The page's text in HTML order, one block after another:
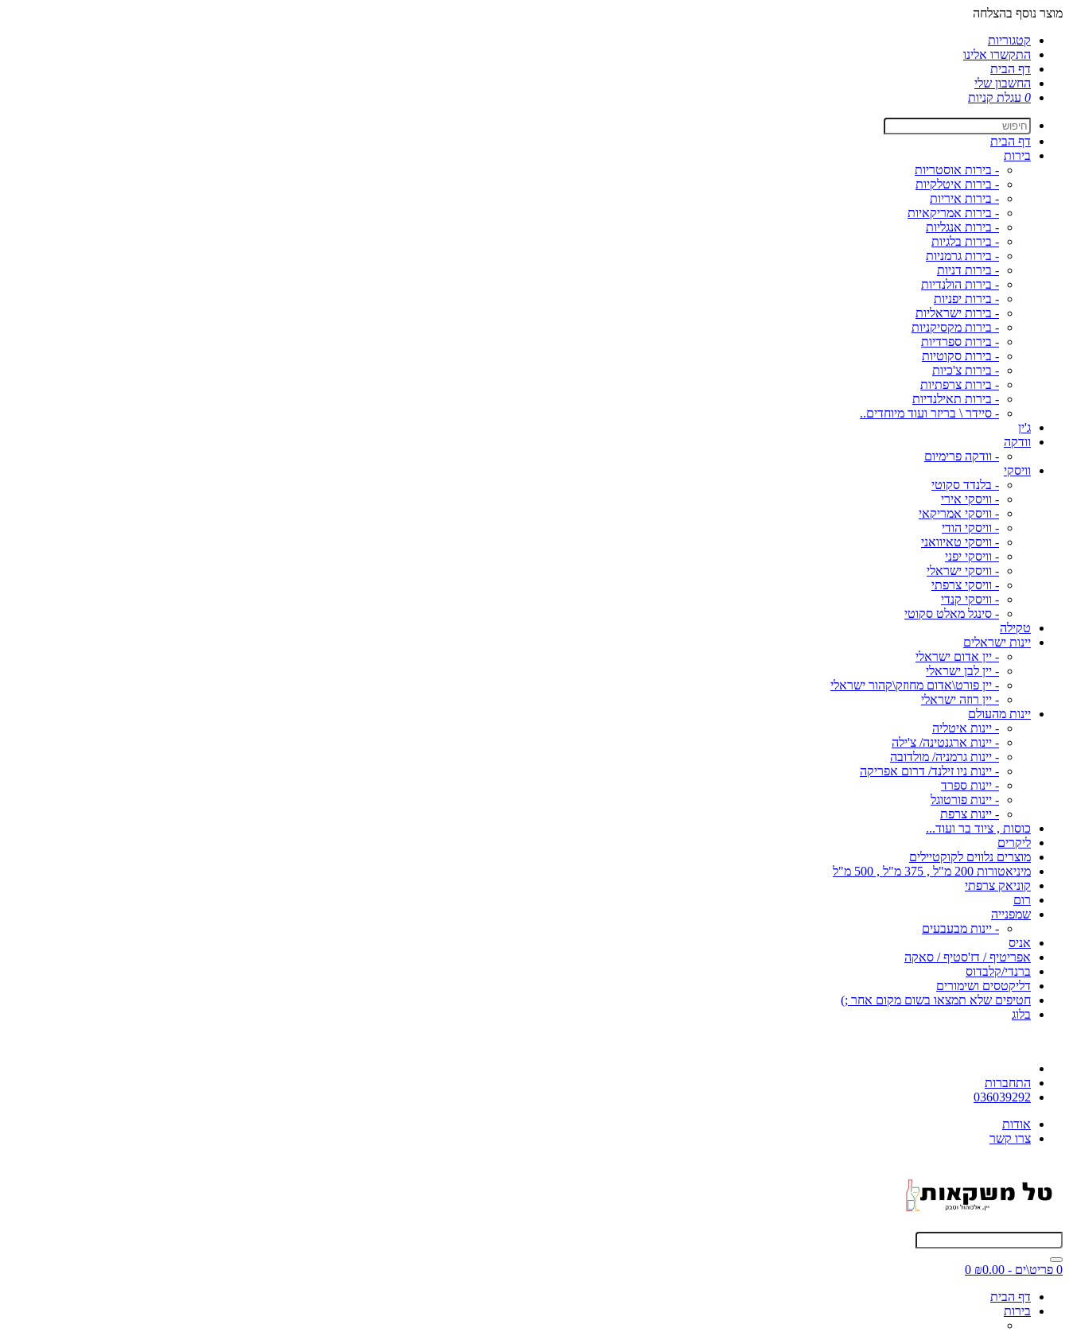
מוצר נוסף בהצלחה
קטגוריות
התקשרו אלינו
דף הבית
החשבון שלי
0 עגלת קניות
דף הבית
בירות
- בירות אוסטריות
- בירות איטלקיות
- בירות איריות
- בירות אמריקאיות
- בירות אנגליות
- בירות בלגיות
- בירות גרמניות
- בירות דניות
- בירות הולנדיות
- בירות יפניות
- בירות ישראליות
- בירות מקסיקניות
- בירות ספרדיות
- בירות סקוטיות
- בירות צ'כיות
- בירות צרפתיות
- בירות תאילנדיות
- סיידר \ בריזר ועוד מיוחדים..
ג'ין
וודקה
- וודקה פרימיום
וויסקי
- בלנדד סקוטי
- וויסקי אירי
- וויסקי אמריקאי
- וויסקי הודי
- וויסקי טאיוואני
- וויסקי יפני
- וויסקי ישראלי
- וויסקי צרפתי
- וויסקי קנדי
- סינגל מאלט סקוטי
טקילה
יינות ישראלים
- יין אדום ישראלי
- יין לבן ישראלי
- יין פורט\אדום מחוזק\קהור ישראלי
- יין רוזה ישראלי
יינות מהעולם
- יינות איטליה
- יינות ארגנטינה/ צ'ילה
- יינות גרמניה/ מולדובה
- יינות ניו זילנד/ דרום אפריקה
- יינות ספרד
- יינות פורטוגל
- יינות צרפת
כוסות , ציוד בר ועוד...
ליקרים
מוצרים נלווים לקוקטיילים
מיניאטורות 200 מ"ל , 375 מ"ל , 500 מ"ל
קוניאק צרפתי
רום
שמפנייה
- יינות מבעבעים
אניס
אפריטיף / דז'סטיף / סאקה
ברנדי/קלבדוס
דליקטסים ושימורים
חטיפים שלא תמצאו בשום מקום אחר ;)
בלוג
התחברות
036039292
אודות
צרו קשר
0 פריט\ים - ₪0.00
0
דף הבית
בירות